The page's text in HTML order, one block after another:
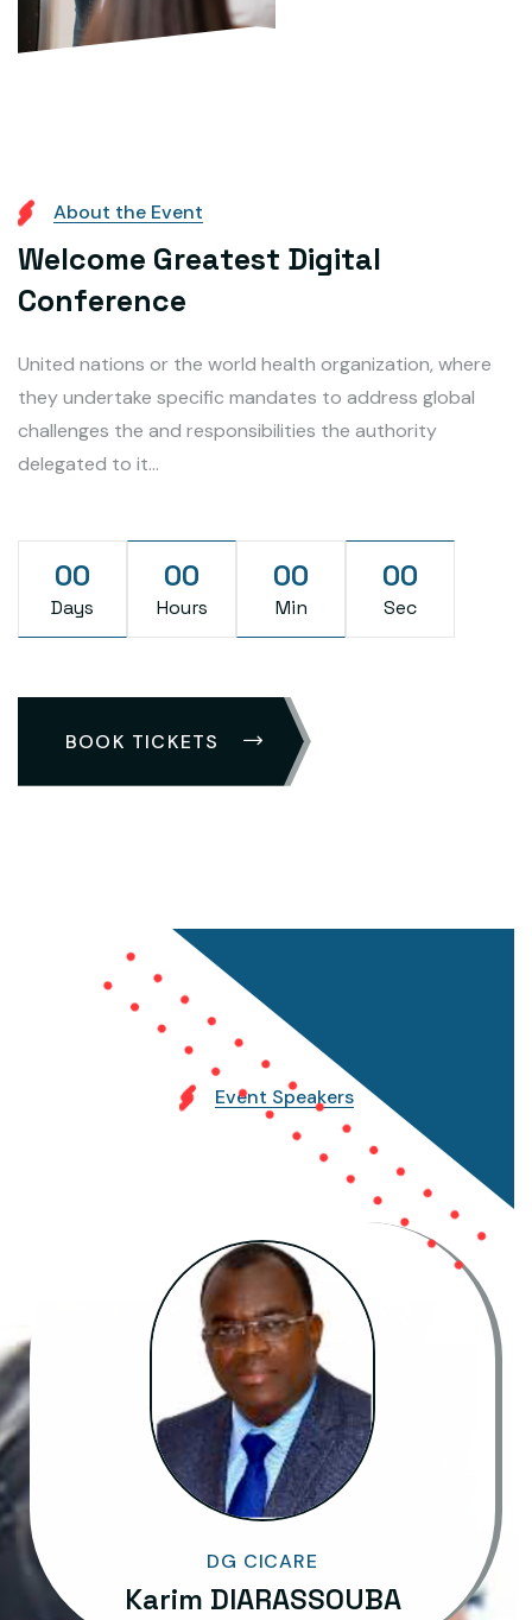
About the Event
Welcome Greatest Digital
Conference
United nations or the world health organization, where
they undertake specific mandates to address global
challenges the and responsibilities the authority
delegated to it...
00
Days
00
Hours
00
Min
00
Sec
BOOK TICKETS
Event Speakers
S pe a ke s
DG CICARE
Karim DIARASSOUBA